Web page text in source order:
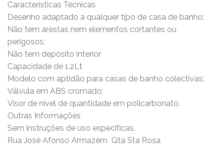
Características Técnicas
Desenho adaptado a qualquer tipo de casa de banho;
Não tem arestas nem elementos cortantes ou
perigosos;
Não tem depósito interior
Capacidade de 1.2Lt
Modelo com aptidão para casas de banho colectivas;
Válvula em ABS cromado;
Visor de nível de quantidade em policarbonato.
Outras Informações
Sem instruções de uso especifícas.
Rua José Afonso Armazém  Qta Sta Rosa